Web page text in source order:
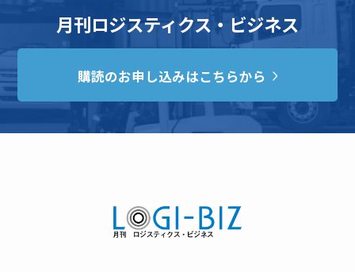
月刊ロジスティクス・ビジネス
購読のお申し込みはこちらから